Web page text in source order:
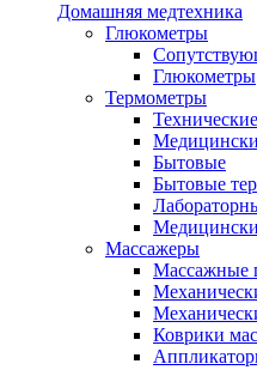
Домашняя медтехника
Глюкометры
Глюкометры
Термометры
Технические
Бытовые
Бытовые
Массажеры
Массажные
Коврики